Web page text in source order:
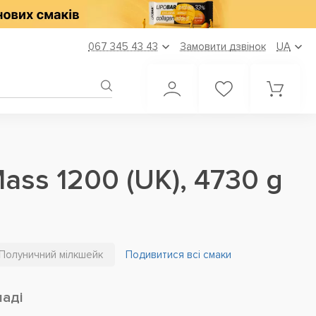
067 345 43 43 Замовити дзвінок UA
1200 (UK), 4730 g
Полуничний мілкшейк Подивитися всі смаки